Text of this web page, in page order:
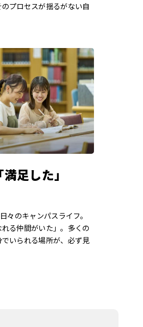
プロセスが揺るがない自
足した」
々のキャンパスライフ。
れる仲間がいた」。多くの
いられる場所が、必ず見